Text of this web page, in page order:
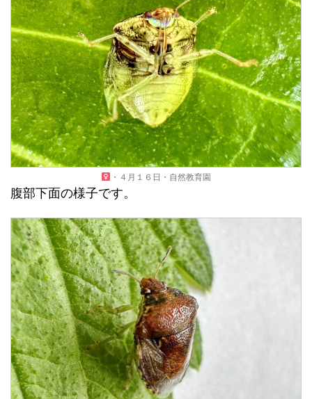
・４月１６日・自然教育園
腹部下面の様子です。